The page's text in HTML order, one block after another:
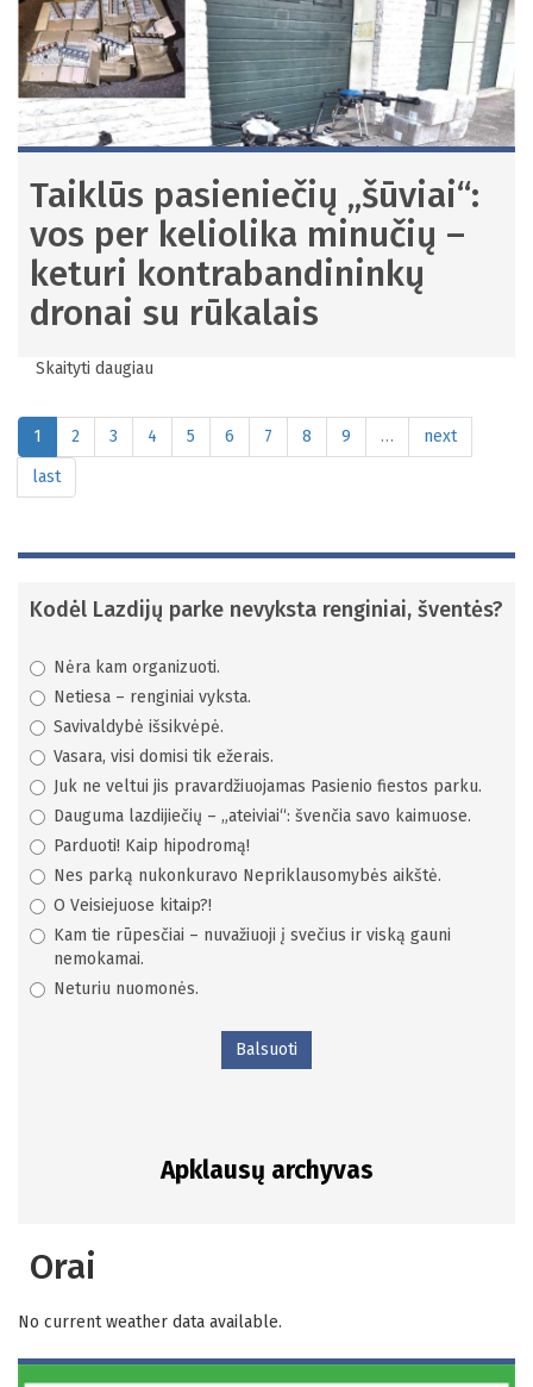
Taiklūs pasieniečių „šūviai“:
vos per keliolika minučių –
keturi kontrabandininkų
dronai su rūkalais
Skaityti daugiau
pasieniečių
„šūviai“:
–
kontrabandininkų
rūkalais
1 2 3 4 5 6 7 8 9 …
next
last
Kodėl Lazdijų parke nevyksta renginiai, šventės?
Nėra kam organizuoti.
Netiesa – renginiai vyksta.
Savivaldybė išsikvėpė.
Vasara, visi domisi tik ežerais.
Juk ne veltui jis pravardžiuojamas Pasienio fiestos parku.
Dauguma lazdijiečių – „ateiviai“: švenčia savo kaimuose.
Parduoti! Kaip hipodromą!
Nes parką nukonkuravo Nepriklausomybės aikštė.
O Veisiejuose kitaip?!
Kam tie rūpesčiai – nuvažiuoji į svečius ir viską gauni
nemokamai.
Neturiu nuomonės.
Balsuoti
Apklausų archyvas
Orai
No current weather data available.